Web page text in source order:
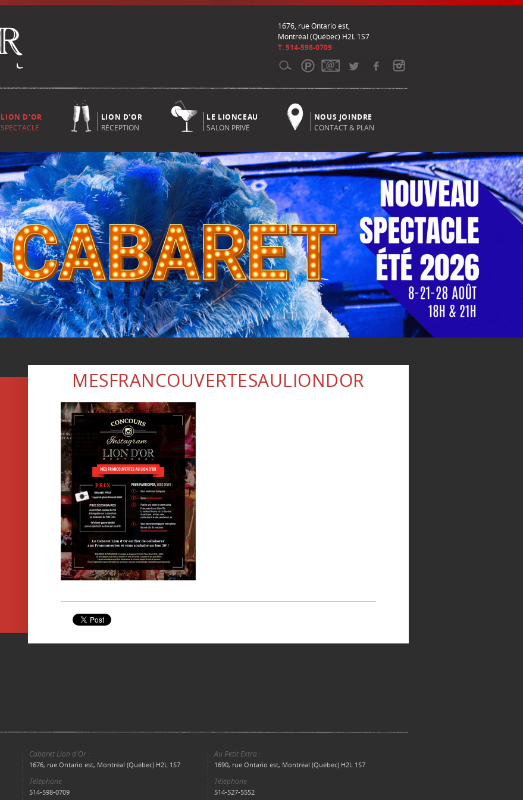
1676, rue Ontario est,
Montréal (Québec) H2L 1S7
T. 514-598-0709
LION D'OR
SPECTACLE
LION D'OR
RÉCEPTION
LE LIONCEAU
SALON PRIVÉ
NOUS JOINDRE
CONTACT & PLAN
MESFRANCOUVERTESAULIONDOR
Cabaret Lion d'Or :
1676, rue Ontario est, Montréal (Québec) H2L 1S7
Téléphone
514-598-0709
Au Petit Extra :
1690, rue Ontario est, Montréal (Québec) H2L 1S7
Téléphone
514-527-5552